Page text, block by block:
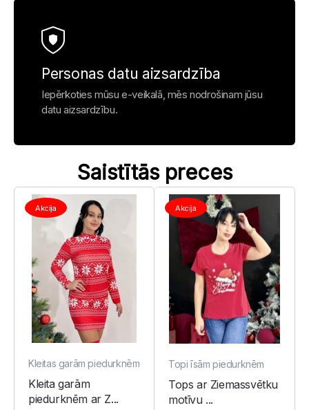
Personas datu aizsardzība
Iepērkoties mūsu e-veikalā, mēs nodrošinam jūsu
datu aizsardzību.
Saistītās preces
Akcija
Kleitas garām piedurknēm
Kleita garām
piedurknēm ar Z...
Akcija
Topi īsām piedurknēm
Tops ar Ziemassvētku
motīvu ...